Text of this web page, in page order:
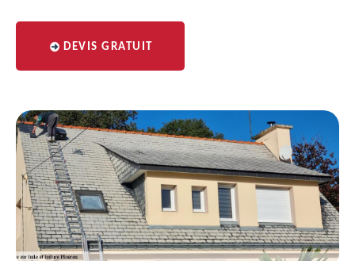
DEVIS GRATUIT